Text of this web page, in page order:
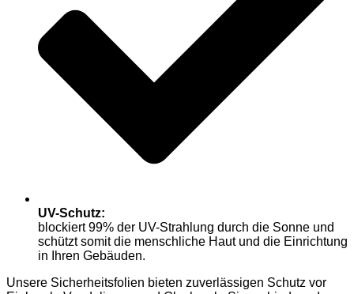
UV-Schutz:
blockiert 99% der UV-Strahlung durch die Sonne und
schützt somit die menschliche Haut und die Einrichtung
in Ihren Gebäuden.
Unsere Sicherheitsfolien bieten zuverlässigen Schutz vor